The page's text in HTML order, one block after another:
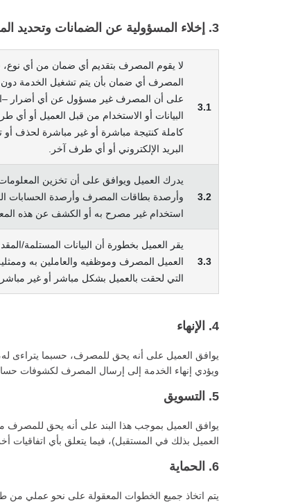
3. إخلاء المسؤولية عن الضمانات وتحديد المسؤولية
3.1
لا يقوم المصرف بتقديم أي ضمان من أي نوع،
المصرف أي ضمان بأن يتم تشغيل الخدمة دون
على أن المصرف غير مسؤول عن أي أضرار –ايا
البيانات أو الاستخدام من قبل العميل أو
كاملة كنتيجة مباشرة أو غير مباشرة لحذف
البريد الإلكتروني أو أي طرف آخر.
3.2
يدرك العميل ويوافق على أن تخزين
وأرصدة بطاقات المصرف وأرصدة الحسابات
استخدام غير مصرح به أو الكشف عن هذه
3.3
يقر العميل بخطورة أن البيانات المستلمة/
العميل المصرف وموظفيه والعاملين به
التي لحقت بالعميل بشكل مباشر أو غير
4. الإنهاء
يوافق العميل على أنه يحق للمصرف، حسبما يتراءى
ويؤدي إنهاء الخدمة إلى إرسال المصرف لكشوفات
5. التسويق
يوافق العميل بموجب هذا البند على أنه يحق
العميل بذلك في المستقبل)، فيما يتعلق بأي اتفاقيات
6. الحماية
يتم اتخاذ جميع الخطوات المعقولة على نحو عملي من